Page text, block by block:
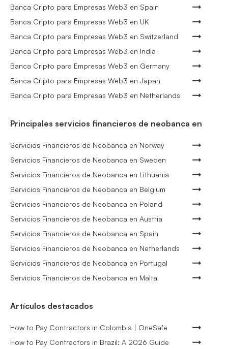
Banca Cripto para Empresas Web3 en Spain
Banca Cripto para Empresas Web3 en UK
Banca Cripto para Empresas Web3 en Switzerland
Banca Cripto para Empresas Web3 en India
Banca Cripto para Empresas Web3 en Germany
Banca Cripto para Empresas Web3 en Japan
Banca Cripto para Empresas Web3 en Netherlands
Principales servicios financieros de neobanca en
Servicios Financieros de Neobanca en Norway
Servicios Financieros de Neobanca en Sweden
Servicios Financieros de Neobanca en Lithuania
Servicios Financieros de Neobanca en Belgium
Servicios Financieros de Neobanca en Poland
Servicios Financieros de Neobanca en Austria
Servicios Financieros de Neobanca en Spain
Servicios Financieros de Neobanca en Netherlands
Servicios Financieros de Neobanca en Portugal
Servicios Financieros de Neobanca en Malta
Artículos destacados
How to Pay Contractors in Colombia | OneSafe
How to Pay Contractors in Brazil: A 2026 Guide